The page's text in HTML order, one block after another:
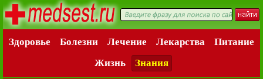
Здоровье Болезни Лечение Лекарства
Питание
Жизнь
Знания